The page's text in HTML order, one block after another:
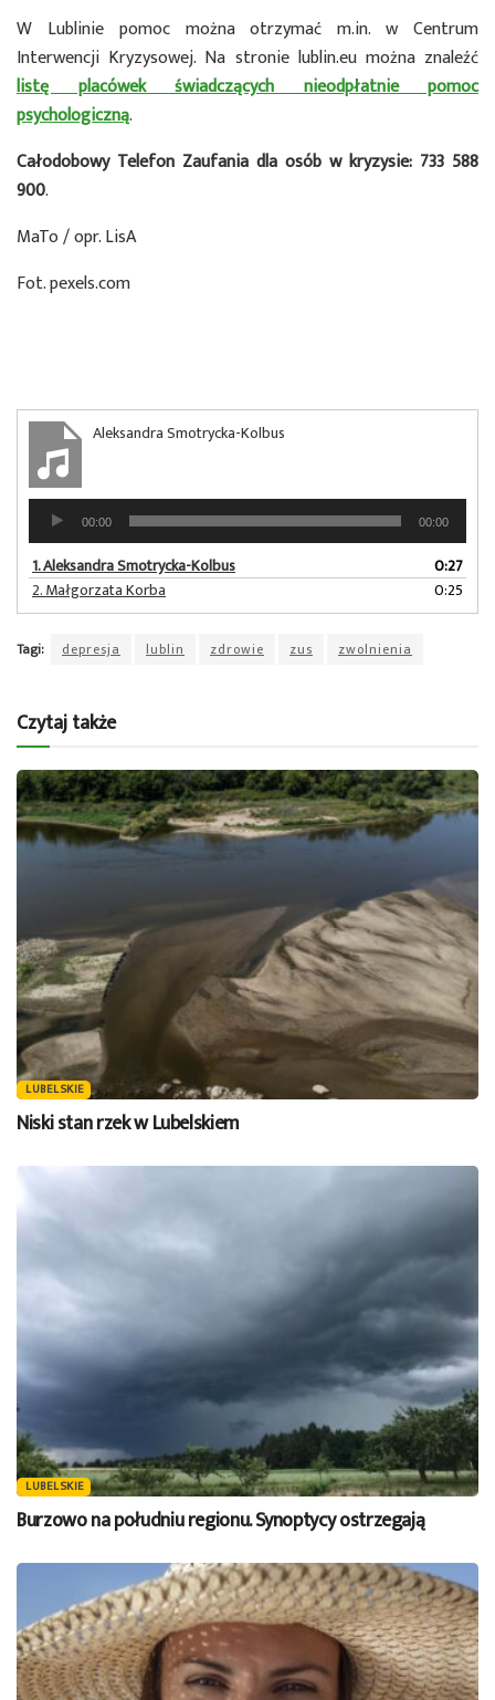
W Lublinie pomoc można otrzymać m.in. w Centrum
Interwencji Kryzysowej. Na stronie lublin.eu można znaleźć
listę placówek świadczących nieodpłatnie pomoc
psychologiczną.
Całodobowy Telefon Zaufania dla osób w kryzysie: 733 588
900.
MaTo / opr. LisA
Fot. pexels.com
Aleksandra Smotrycka-Kolbus
Odtwarzacz
plików
dźwiękowych
00:00 00:00
1.Aleksandra Smotrycka-Kolbus
0:27
2.Małgorzata Korba 0:25
Tagi: depresja lublin zdrowie zus zwolnienia
Czytaj także
LUBELSKIE
Niski stan rzek w Lubelskiem
LUBELSKIE
Burzowo na południu regionu. Synoptycy ostrzegają